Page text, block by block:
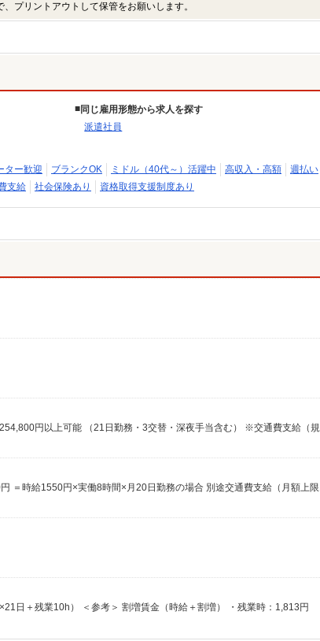
プリントアウトして保管をお願いします。
同じ雇用形態から求人を探す
派遣社員
ター歓迎 ブランクOK ミドル（40代～）活躍中 高収入・高額
週払い
支給 社会保険あり 資格取得支援制度あり
日＋残業10h） ＜参考＞ 割増賃金（時給＋割増） ・残業時：1,813円